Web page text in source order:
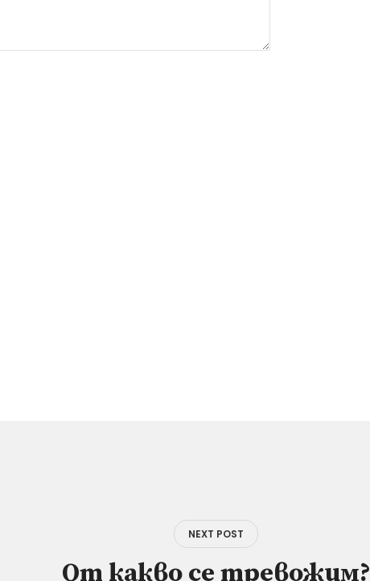
NEXT POST
От какво се тревожим?